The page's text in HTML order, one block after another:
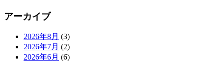
アーカイブ
2026年8月 (3)
2026年7月 (2)
2026年6月 (6)